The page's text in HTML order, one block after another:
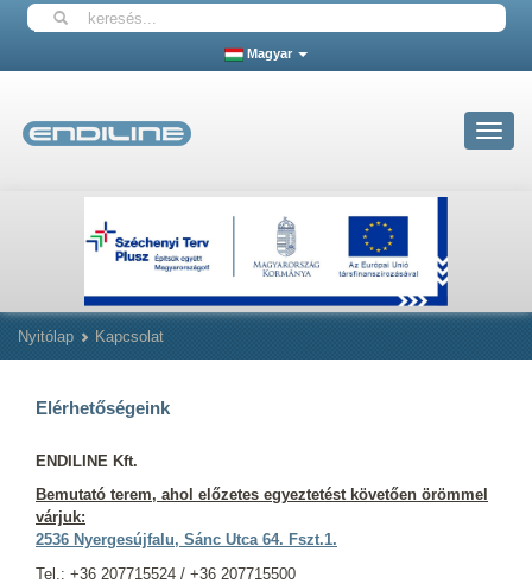
Magyar
Toggle
Nyitólap Kapcsolat
Elérhetőségeink
ENDILINE Kft.
Bemutató terem, ahol előzetes egyeztetést követően örömmel
várjuk:
2536 Nyergesújfalu, Sánc Utca 64. Fszt.1.
Tel.: +36 207715524 / +36 207715500